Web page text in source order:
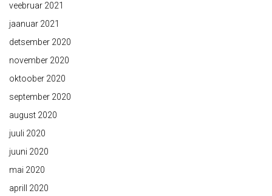
veebruar 2021
jaanuar 2021
detsember 2020
november 2020
oktoober 2020
september 2020
august 2020
juuli 2020
juuni 2020
mai 2020
aprill 2020